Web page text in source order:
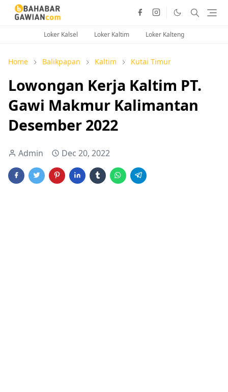
Loker Kalsel Loker Kaltim Loker Kalteng
Home Balikpapan Kaltim Kutai Timur
Lowongan Kerja Kaltim PT.
Gawi Makmur Kalimantan
Desember 2022
Admin Dec 20, 2022